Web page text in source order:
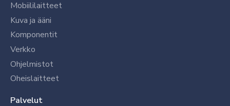
Mobiililaitteet
Kuva ja ääni
Komponentit
Verkko
Ohjelmistot
Oheislaitteet
Palvelut